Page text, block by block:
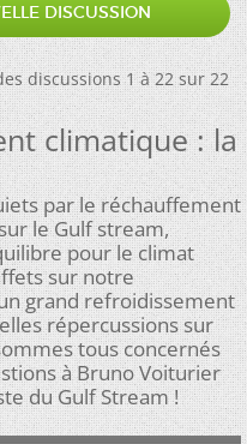
DISCUSSION
discussions 1 à 22 sur 22
climatique : la
par le réchauffement
le Gulf stream,
pour le climat
sur notre
grand refroidissement
répercussions sur
tous concernés
à Bruno Voiturier
du Gulf Stream !